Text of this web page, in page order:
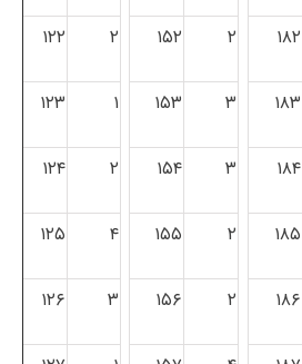
۱۸۲ ۲ ۱۵۲ ۲ ۱۲۲
۱۸۳ ۳ ۱۵۳ ۱ ۱۲۳
۱۸۴ ۳ ۱۵۴ ۲ ۱۲۴
۱۸۵ ۲ ۱۵۵ ۴ ۱۲۵
۱۸۶ ۲ ۱۵۶ ۳ ۱۲۶